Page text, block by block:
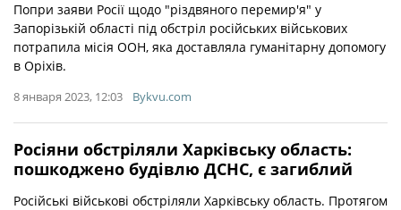
Попри заяви Росії щодо "різдвяного перемир'я" у
Запорізькій області під обстріл російських військових
потрапила місія ООН, яка доставляла гуманітарну допомогу
в Оріхів.
8 января 2023, 12:03 Bykvu.com
Росіяни обстріляли Харківську область:
пошкоджено будівлю ДСНС, є загиблий
Російські військові обстріляли Харківську область. Протягом